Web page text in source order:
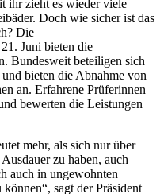
ihr zieht es wieder viele
Doch wie sicher ist das
Die
Juni bieten die
Bundesweit beteiligen sich
bieten die Abnahme von
an. Erfahrene Prüferinnen
bewerten die Leistungen
mehr, als sich nur über
zu haben, auch
auch in ungewohnten
sagt der Präsident